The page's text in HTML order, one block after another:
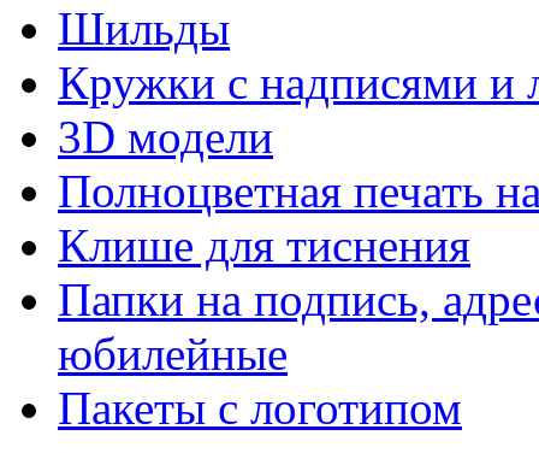
Шильды
Кружки с надписями и
3D модели
Полноцветная печать
Клише для тиснения
Папки на подпись,
юбилейные
Пакеты с логотипом